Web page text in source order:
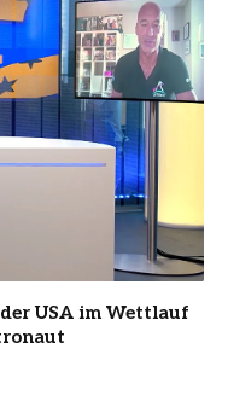
USA im Wettlauf